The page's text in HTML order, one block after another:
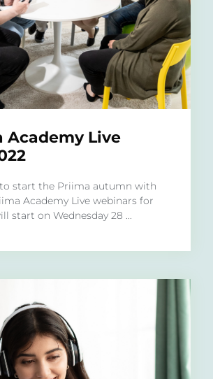
Academy Live
start the Priima autumn with
Academy Live webinars for
start on Wednesday 28 ...